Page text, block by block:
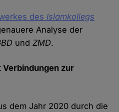
des Islamkollegs
Analyse der
undZMD.
zur
dem Jahr 2020 durch die